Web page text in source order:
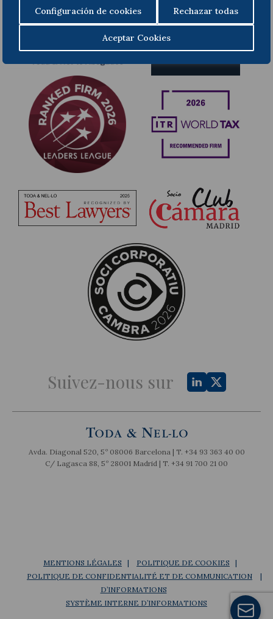
Configuración de cookies Rechazar todas
Aceptar Cookies
Suivez-nous sur
Avda. Diagonal 520, 5º 08006 Barcelona | T. +34 93 363 40 00
C/ Lagasca 88, 5º 28001 Madrid | T. +34 91 700 21 00
MENTIONS LÉGALES
POLITIQUE DE COOKIES
POLITIQUE DE CONFIDENTIALITÉ ET DE COMMUNICATION
D’INFORMATIONS
SYSTÈME INTERNE D’INFORMATIONS